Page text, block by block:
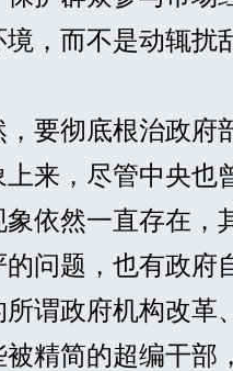
境，而不是动辄扰
彻底根治政府
上来，尽管中央也
象依然一直存在，
的问题，也有政府
所谓政府机构改革
被精简的超编干部